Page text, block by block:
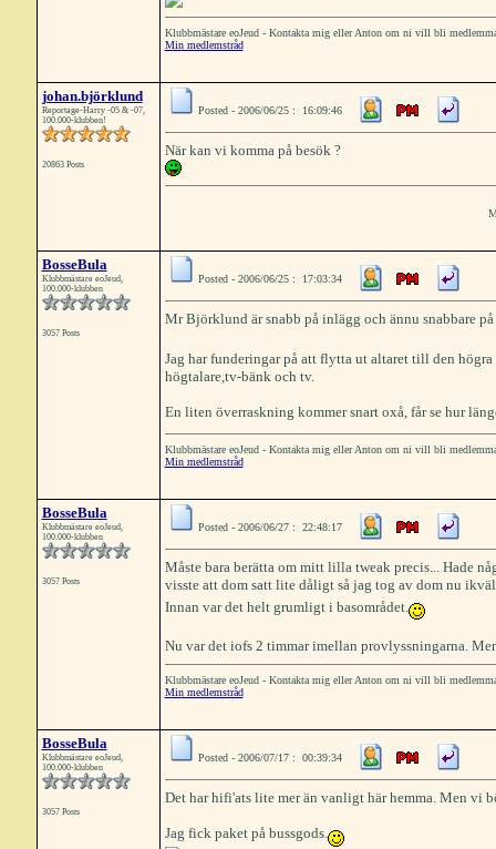
Klubbmästare eoJeud - Kontakta mig eller Anton om ni vill bli
Min medlemstråd
johan.björklund
Reportage-Harry -05 & -07,
100.000-klubben!
20863 Posts
Posted - 2006/06/25 : 16:09:46
När kan vi komma på besök ?
BosseBula
Klubbmästare eoJeud,
100.000-klubben
3057 Posts
Posted - 2006/06/25 : 17:03:34
Mr Björklund är snabb på inlägg och ännu snabbare på
Jag har funderingar på att flytta ut altaret till den
högtalare,tv-bänk och tv.
En liten överraskning kommer snart oxå, får se hur
Klubbmästare eoJeud - Kontakta mig eller Anton om ni vill bli
Min medlemstråd
BosseBula
Klubbmästare eoJeud,
100.000-klubben
3057 Posts
Posted - 2006/06/27 : 22:48:17
Måste bara berätta om mitt lilla tweak precis... Hade
visste att dom satt lite dåligt så jag tog av dom nu
Innan var det helt grumligt i basområdet.
Nu var det iofs 2 timmar imellan provlyssningarna.
Klubbmästare eoJeud - Kontakta mig eller Anton om ni vill bli
Min medlemstråd
BosseBula
Klubbmästare eoJeud,
100.000-klubben
3057 Posts
Posted - 2006/07/17 : 00:39:34
Det har hifi'ats lite mer än vanligt här hemma. Men vi
Jag fick paket på bussgods.